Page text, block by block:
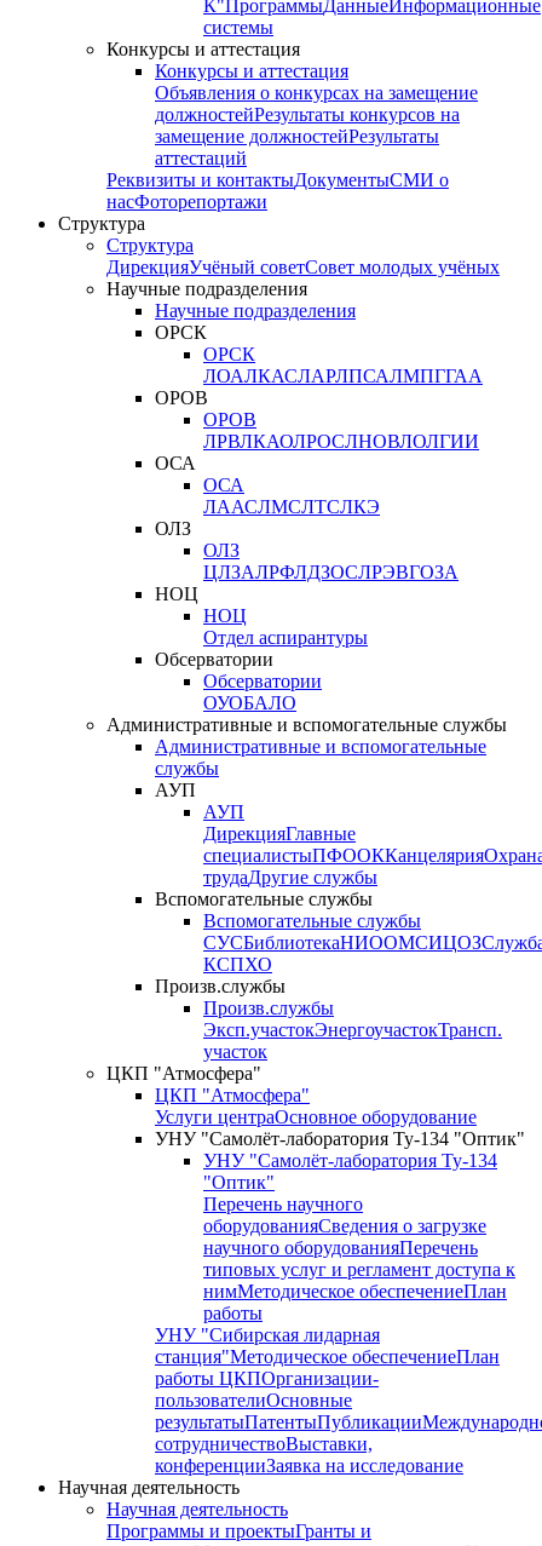
К"ПрограммыДанныеИнформационные
системы
Конкурсы и аттестация
Конкурсы и аттестация
Объявления о конкурсах на замещение
должностейРезультаты конкурсов на
замещение должностейРезультаты
аттестаций
Реквизиты и контактыДокументыСМИ о
насФоторепортажи
Структура
Структура
ДирекцияУчёный советСовет молодых учёных
Научные подразделения
Научные подразделения
ОРСК
ОРСК
ЛОАЛКАСЛАРЛПСАЛМПГГАА
ОРОВ
ОРОВ
ЛРВЛКАОЛРОСЛНОВЛОЛГИИ
ОСА
ОСА
ЛААСЛМСЛТСЛКЭ
ОЛЗ
ОЛЗ
ЦЛЗАЛРФЛДЗОСЛРЭВГОЗА
НОЦ
НОЦ
Отдел аспирантуры
Обсерватории
Обсерватории
ОУОБАЛО
Административные и вспомогательные службы
Административные и вспомогательные
службы
АУП
АУП
ДирекцияГлавные
специалистыПФООККанцелярия
трудаДругие службы
Вспомогательные службы
Вспомогательные службы
СУСБиблиотекаНИООМСИЦОЗ
КСПХО
Произв.службы
Произв.службы
Эксп.участокЭнергоучастокТрансп.
участок
ЦКП "Атмосфера"
ЦКП "Атмосфера"
Услуги центраОсновное оборудование
УНУ "Самолёт-лаборатория Ту-134 "Оптик"
УНУ "Самолёт-лаборатория Ту-134
"Оптик"
Перечень научного
оборудованияСведения о загрузке
научного оборудованияПеречень
типовых услуг и регламент доступа к
нимМетодическое обеспечениеПлан
работы
УНУ "Сибирская лидарная
станция"Методическое обеспечениеПлан
работы ЦКПОрганизации-
пользователиОсновные
результатыПатентыПубликации
сотрудничествоВыставки,
конференцииЗаявка на исследование
Научная деятельность
Научная деятельность
Программы и проектыГранты и